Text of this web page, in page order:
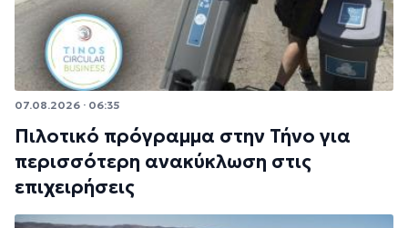
07.08.2026 · 06:35
Πιλοτικό πρόγραμμα στην Τήνο για
περισσότερη ανακύκλωση στις
επιχειρήσεις